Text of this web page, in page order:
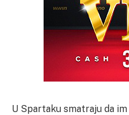
U Spartaku smatraju da